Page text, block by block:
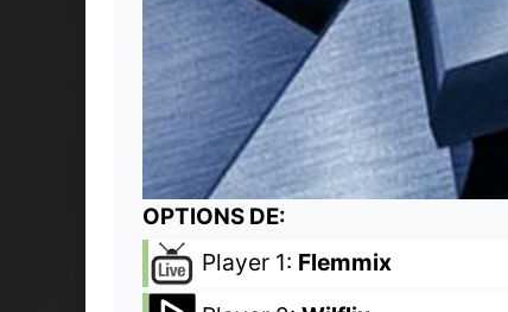
OPTIONS DE:
Player 1: Flemmix